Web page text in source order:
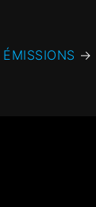
ÉMISSIONS →